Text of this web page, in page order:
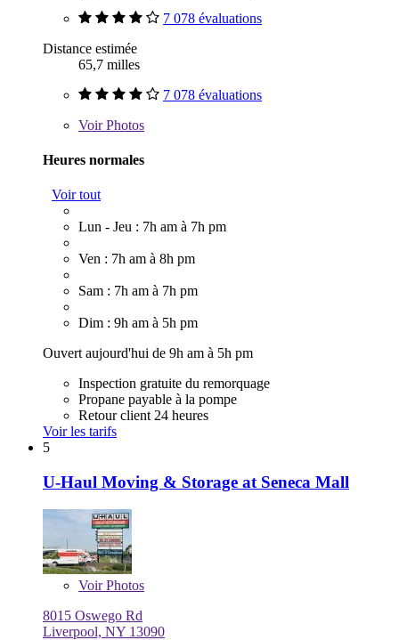
7 078 évaluations
Distance estimée
65,7 milles
7 078 évaluations
VoirPhotos
Heures normales
Voir tout
Lun - Jeu : 7h am à 7h pm
Ven : 7h am à 8h pm
Sam : 7h am à 7h pm
Dim : 9h am à 5h pm
Ouvert aujourd'hui de 9h am à 5h pm
Inspection gratuite du remorquage
Propane payable à la pompe
Retour client 24 heures
Voir les tarifs
5
U-Haul Moving & Storage at Seneca Mall
VoirPhotos
8015 Oswego Rd
Liverpool, NY 13090